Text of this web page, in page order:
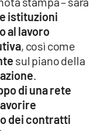
istituzioni
al lavoro
, così come
sul piano della
di una rete
dei contratti